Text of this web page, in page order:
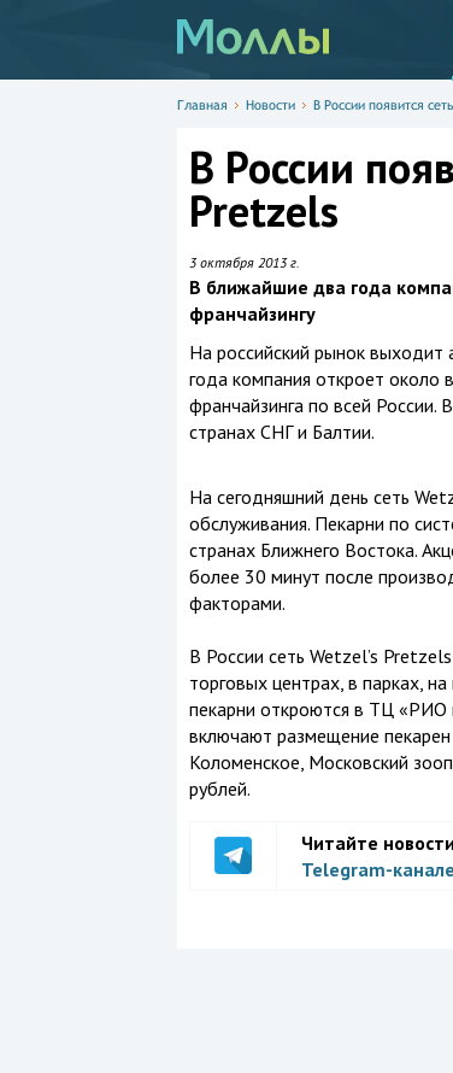
Главная Новости В России появится
В России
Pretzels
3 октября 2013 г.
В ближайшие два года
франчайзингу
На российский рынок выходит
года компания откроет около
франчайзинга по всей России.
странах СНГ и Балтии.
На сегодняшний день сеть
обслуживания. Пекарни по
странах Ближнего Востока.
более 30 минут после
факторами.
В России сеть Wetzel’s
торговых центрах, в парках,
пекарни откроются в ТЦ «РИО
включают размещение
Коломенское, Московский
рублей.
Читайте
Telegram-